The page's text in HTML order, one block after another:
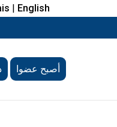
| English
أصبح عضوا